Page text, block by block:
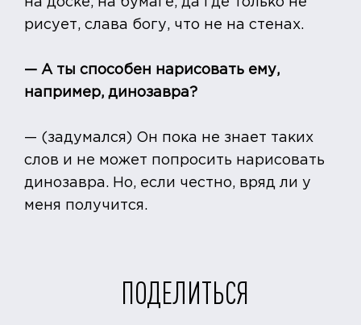
рисует, слава богу, что не на стенах.
— А ты способен нарисовать ему,
например, динозавра?
— (задумался) Он пока не знает таких
слов и не может попросить нарисовать
динозавра. Но, если честно, вряд ли у
меня получится.
ПОДЕЛИТЬСЯ